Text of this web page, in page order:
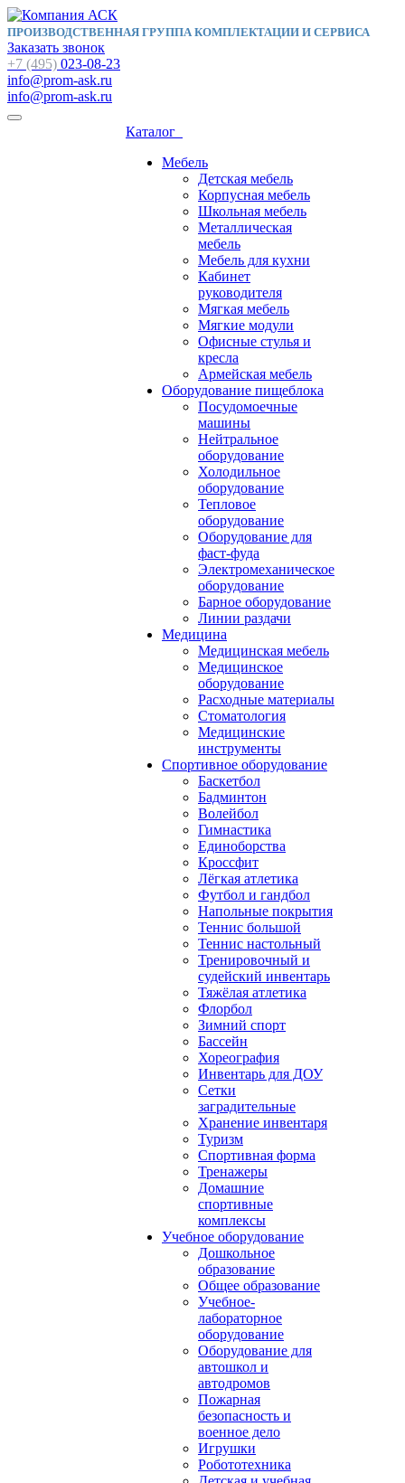
ПРОИЗВОДСТВЕННАЯ ГРУППА КОМПЛЕКТАЦИИ И СЕРВИСА
Заказать звонок
+7 (495) 023-08-23
info@prom-ask.ru
info@prom-ask.ru
Каталог
Мебель
Детская мебель
Корпусная мебель
Школьная мебель
Металлическая
мебель
Мебель для кухни
Кабинет
руководителя
Мягкая мебель
Мягкие модули
Офисные стулья и
кресла
Армейская мебель
Оборудование пищеблока
Посудомоечные
машины
Нейтральное
оборудование
Холодильное
оборудование
Тепловое
оборудование
Оборудование для
фаст-фуда
Электромеханическое
оборудование
Барное оборудование
Линии раздачи
Медицина
Медицинская мебель
Медицинское
оборудование
Расходные материалы
Стоматология
Медицинские
инструменты
Спортивное оборудование
Баскетбол
Бадминтон
Волейбол
Гимнастика
Единоборства
Кроссфит
Лёгкая атлетика
Футбол и гандбол
Напольные покрытия
Теннис большой
Теннис настольный
Тренировочный и
судейский инвентарь
Тяжёлая атлетика
Флорбол
Зимний спорт
Бассейн
Хореография
Инвентарь для ДОУ
Сетки
заградительные
Хранение инвентаря
Туризм
Спортивная форма
Тренажеры
Домашние
спортивные
комплексы
Учебное оборудование
Дошкольное
образование
Общее образование
Учебное-
лабораторное
оборудование
Оборудование для
автошкол и
автодромов
Пожарная
безопасность и
военное дело
Игрушки
Робототехника